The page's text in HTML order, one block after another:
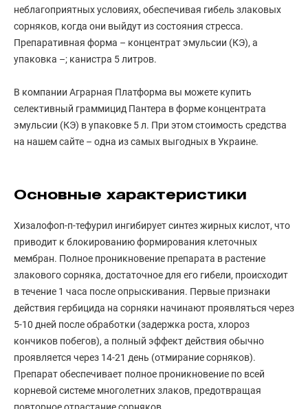
неблагоприятных условиях, обеспечивая гибель злаковых
сорняков, когда они выйдут из состояния стресса.
Препаративная форма – концентрат эмульсии (КЭ), а
упаковка –; канистра 5 литров.
В компании Аграрная Платформа вы можете купить
селективный граммицид Пантера в форме концентрата
эмульсии (КЭ) в упаковке 5 л. При этом стоимость средства
на нашем сайте – одна из самых выгодных в Украине.
Основные характеристики
Хизалофоп-п-тефурил ингибирует синтез жирных кислот, что
приводит к блокированию формирования клеточных
мембран. Полное проникновение препарата в растение
злакового сорняка, достаточное для его гибели, происходит
в течение 1 часа после опрыскивания. Первые признаки
действия гербицида на сорняки начинают проявляться через
5-10 дней после обработки (задержка роста, хлороз
кончиков побегов), а полный эффект действия обычно
проявляется через 14-21 день (отмирание сорняков).
Препарат обеспечивает полное проникновение по всей
корневой системе многолетних злаков, предотвращая